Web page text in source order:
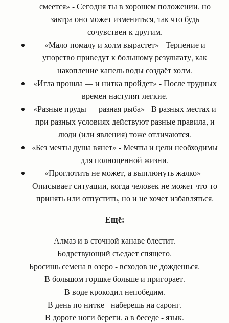
смеется» - Сегодня ты в хорошем положении, но
завтра оно может измениться, так что будь
сочувствен к другим.
«Мало-помалу и холм вырастет» - Терпение и
упорство приведут к большому результату, как
накопление капель воды создаёт холм.
«Игла прошла — и нитка пройдет» - После трудных
времен наступят легкие.
«Разные пруды — разная рыба» - В разных местах и
при разных условиях действуют разные правила, и
люди (или явления) тоже отличаются.
«Без мечты душа вянет» - Мечты и цели необходимы
для полноценной жизни.
«Проглотить не может, а выплюнуть жалко» -
Описывает ситуации, когда человек не может что-то
принять или отпустить, но и не хочет избавляться.
Ещё:
Алмаз и в сточной канаве блестит.
Бодрствующий съедает спящего.
Бросишь семена в озеро - всходов не дождешься.
В большом горшке больше и пригорает.
В воде крокодил непобедим.
В день по нитке - наберешь на саронг.
В дороге ноги береги, а в беседе - язык.